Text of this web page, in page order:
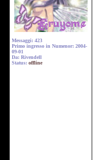
Messaggi: 423
Primo ingresso in Numenor: 2004-
09-01
Da: Rivendell
Status: offline